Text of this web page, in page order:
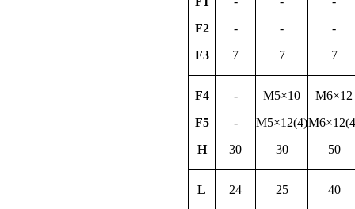
F2
F3
-
7
-
7
-
7
F4
F5
H
-
-
30
M5×10
M5×12(4)
30
M6×12
50
L 24 25 40